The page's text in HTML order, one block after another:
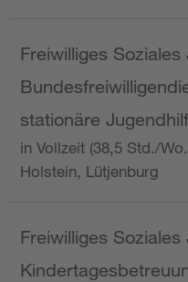
Freiwilliges Soziales
stationäre
in Vollzeit (38,5 Std./
Holstein, Lütjenburg
Freiwilliges